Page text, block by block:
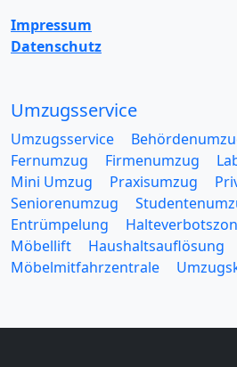
Impressum
Datenschutz
Umzugsservice
Umzugsservice
Fernumzug
Firmenumzug
Mini Umzug
Praxisumzug
Seniorenumzug
Entrümpelung
Möbellift
Haushaltsauflösung
Möbelmitfahrzentrale